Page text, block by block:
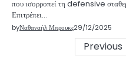
που ισορροπεί τη defensive
Επιτρέπει…
byΝαθαναήλ Μπρουκς29/12/2025
Previous